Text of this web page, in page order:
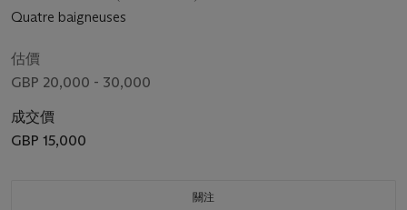
Quatre baigneuses
估價
GBP 20,000 - 30,000
成交價
GBP 15,000
關注